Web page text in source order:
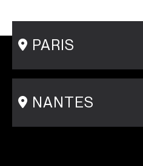
PARIS
15 rue Gambey - 75011
+33 1 86 47 29 92
NANTES
31-33 rue Saint Léonard